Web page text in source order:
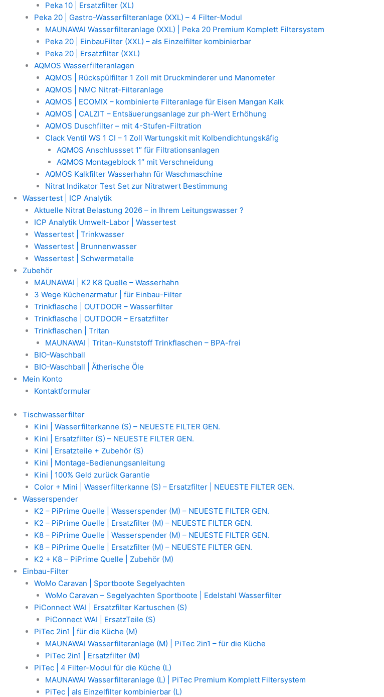
Peka 10 | Ersatzfilter (XL)
Peka 20 | Gastro-Wasserfilteranlage (XXL) – 4 Filter-Modul
MAUNAWAI Wasserfilteranlage (XXL) | Peka 20 Premium Komplett Filtersystem
Peka 20 | EinbauFilter (XXL) – als Einzelfilter kombinierbar
Peka 20 | Ersatzfilter (XXL)
AQMOS Wasserfilteranlagen
AQMOS | Rückspülfilter 1 Zoll mit Druckminderer und Manometer
AQMOS | NMC Nitrat-Filteranlage
AQMOS | ECOMIX – kombinierte Filteranlage für Eisen Mangan Kalk
AQMOS | CALZIT – Entsäuerungsanlage zur ph-Wert Erhöhung
AQMOS Duschfilter – mit 4-Stufen-Filtration
Clack Ventil WS 1 CI – 1 Zoll Wartungskit mit Kolbendichtungskäfig
AQMOS Anschlussset 1″ für Filtrationsanlagen
AQMOS Montageblock 1″ mit Verschneidung
AQMOS Kalkfilter Wasserhahn für Waschmaschine
Nitrat Indikator Test Set zur Nitratwert Bestimmung
Wassertest | ICP Analytik
Aktuelle Nitrat Belastung 2026 – in Ihrem Leitungswasser ?
ICP Analytik Umwelt-Labor | Wassertest
Wassertest | Trinkwasser
Wassertest | Brunnenwasser
Wassertest | Schwermetalle
Zubehör
MAUNAWAI | K2 K8 Quelle – Wasserhahn
3 Wege Küchenarmatur | für Einbau-Filter
Trinkflasche | OUTDOOR – Wasserfilter
Trinkflasche | OUTDOOR – Ersatzfilter
Trinkflaschen | Tritan
MAUNAWAI | Tritan-Kunststoff Trinkflaschen – BPA-frei
BIO-Waschball
BIO-Waschball | Ätherische Öle
Mein Konto
Kontaktformular
Tischwasserfilter
Kini | Wasserfilterkanne (S) – NEUESTE FILTER GEN.
Kini | Ersatzfilter (S) – NEUESTE FILTER GEN.
Kini | Ersatzteile + Zubehör (S)
Kini | Montage-Bedienungsanleitung
Kini | 100% Geld zurück Garantie
Color + Mini | Wasserfilterkanne (S) – Ersatzfilter | NEUESTE FILTER GEN.
Wasserspender
K2 – PiPrime Quelle | Wasserspender (M) – NEUESTE FILTER GEN.
K2 – PiPrime Quelle | Ersatzfilter (M) – NEUESTE FILTER GEN.
K8 – PiPrime Quelle | Wasserspender (M) – NEUESTE FILTER GEN.
K8 – PiPrime Quelle | Ersatzfilter (M) – NEUESTE FILTER GEN.
K2 + K8 – PiPrime Quelle | Zubehör (M)
Einbau-Filter
WoMo Caravan | Sportboote Segelyachten
WoMo Caravan – Segelyachten Sportboote | Edelstahl Wasserfilter
PiConnect WAI | Ersatzfilter Kartuschen (S)
PiConnect WAI | ErsatzTeile (S)
PiTec 2in1 | für die Küche (M)
MAUNAWAI Wasserfilteranlage (M) | PiTec 2in1 – für die Küche
PiTec 2in1 | Ersatzfilter (M)
PiTec | 4 Filter-Modul für die Küche (L)
MAUNAWAI Wasserfilteranlage (L) | PiTec Premium Komplett Filtersystem
PiTec | als Einzelfilter kombinierbar (L)